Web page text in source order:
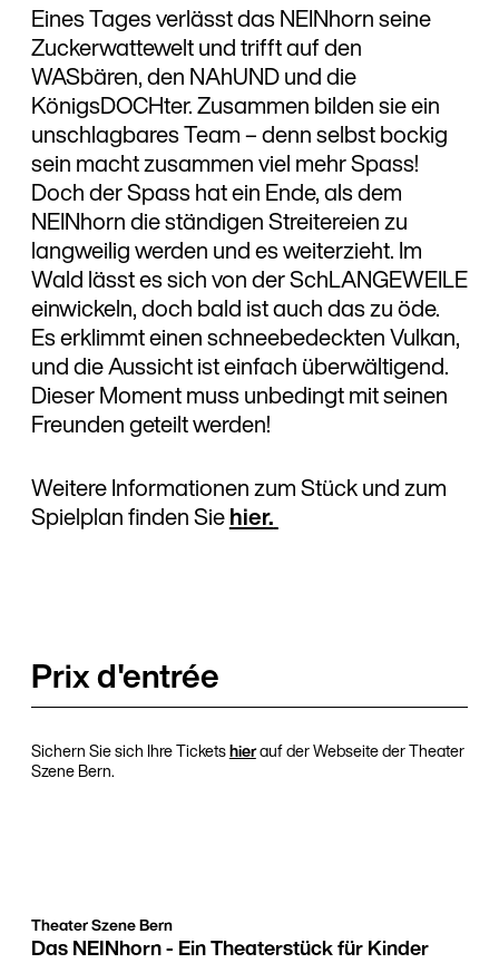
Eines Tages verlässt das NEINhorn seine
Zuckerwattewelt und trifft auf den
WASbären, den NAhUND und die
KönigsDOCHter. Zusammen bilden sie ein
unschlagbares Team – denn selbst bockig
sein macht zusammen viel mehr Spass!
Doch der Spass hat ein Ende, als dem
NEINhorn die ständigen Streitereien zu
langweilig werden und es weiterzieht. Im
Wald lässt es sich von der SchLANGEWEILE
einwickeln, doch bald ist auch das zu öde.
Es erklimmt einen schneebedeckten Vulkan,
und die Aussicht ist einfach überwältigend.
Dieser Moment muss unbedingt mit seinen
Freunden geteilt werden!
Weitere Informationen zum Stück und zum
Spielplan finden Siehier.
Prix d'entrée
Sichern Sie sich Ihre Ticketshierauf der Webseite der Theater
Szene Bern.
Theater Szene Bern
Das NEINhorn - Ein Theaterstück für Kinder